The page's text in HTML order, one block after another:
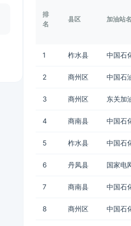
排
名
县区 加油站
1 柞水县 中国石
2 商州区 中国石
3 商州区 东关加
4 商南县 中国石
5 柞水县 中国石
6 丹凤县 国家电
7 商南县 中国石
8 商州区 中国石